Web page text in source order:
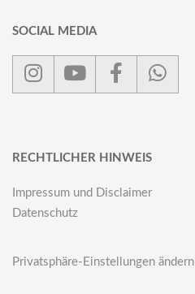
SOCIAL MEDIA
RECHTLICHER HINWEIS
Impressum und Disclaimer
Datenschutz
Privatsphäre-Einstellungen ändern